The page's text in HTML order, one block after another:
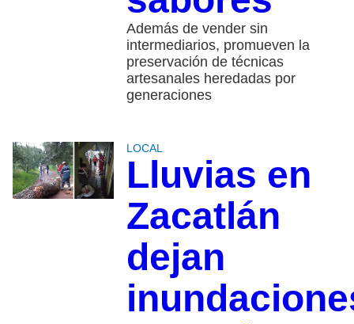
Además de vender sin
intermediarios, promueven la
preservación de técnicas
artesanales heredadas por
generaciones
LOCAL
Lluvias en
Zacatlán
dejan